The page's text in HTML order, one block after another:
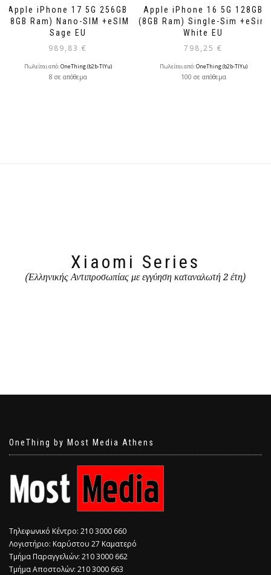
Apple iPhone 17 5G 256GB
(8GB Ram) Nano-SIM +eSIM
Sage EU
989,83 €
Πωλείται από:OneThing (b2b-TlYu)
8 σε απόθεμα
Apple iPhone 16 5G 128GB
(8GB Ram) Single-Sim +eSim
White EU
798,25 €
Πωλείται από:OneThing (b2b-TlYu)
100 σε απόθεμα
Xiaomi Series
(Ελληνικής Αντιπροσωπίας με εγγύηση καταναλωτή 2 έτη)
OneThing by Most Media Athens
Τηλεφωνικό Κέντρο: 210 3000 660
Λογιστήριο: Καρύστου 27 Καματερό
Τμήμα Παραγγελιών: 210 3000 662
Τμήμα Αποστολών: 210 3000 663